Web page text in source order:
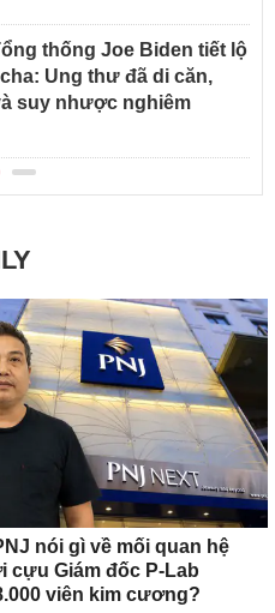
thống Joe Biden tiết lộ
Ung thư đã di căn,
suy nhược nghiêm
nói gì về mối quan hệ
cựu Giám đốc P-Lab
viên kim cương?